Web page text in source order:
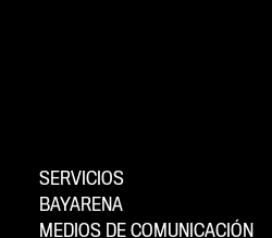
SERVICIOS
BAYARENA
MEDIOS DE COMUNICACIÓN